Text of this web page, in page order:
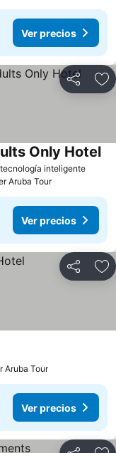
Ver precios
Compartir
inteligente
Only Hotel
Aruba Tour
Ver precios
Compartir
Aruba Tour
Ver precios